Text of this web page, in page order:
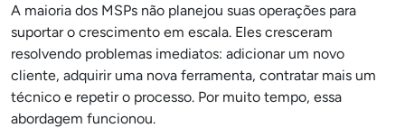
A maioria dos MSPs não planejou suas operações para
suportar o crescimento em escala. Eles cresceram
resolvendo problemas imediatos: adicionar um novo
cliente, adquirir uma nova ferramenta, contratar mais um
técnico e repetir o processo. Por muito tempo, essa
abordagem funcionou.